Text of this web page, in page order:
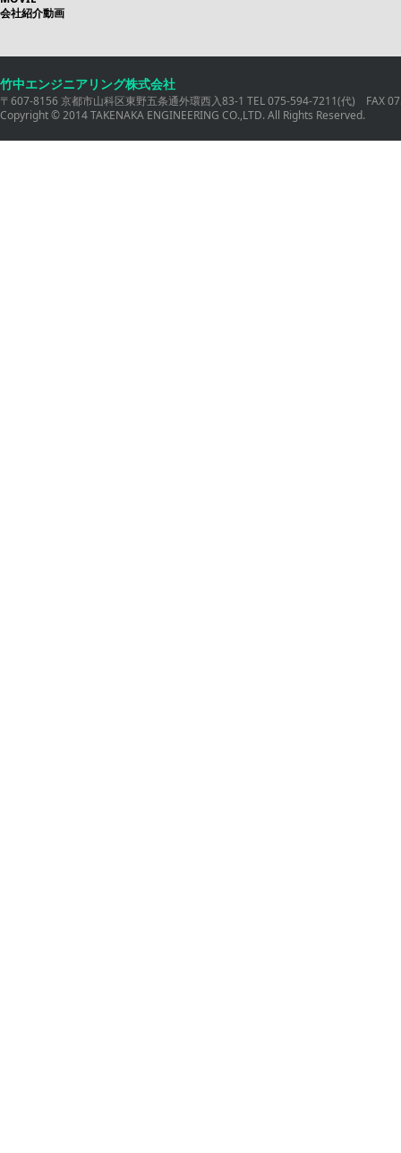
会社紹介動画
竹中エンジニアリング株式会社
〒607-8156 京都市山科区東野五条通外環西入83-1 TEL 075-594-7211(代) FAX
Copyright © 2014 TAKENAKA ENGINEERING CO.,LTD. All Rights Reserved.